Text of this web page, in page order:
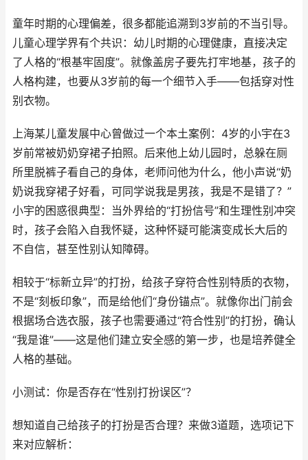
童年时期的心理偏差，很多都能追溯到3岁前的不当引导。
儿童心理学界有个共识：幼儿时期的心理健康，直接决定
了人格的“根基牢固度”。就像盖房子要先打牢地基，孩子的
人格构建，也要从3岁前的每一个细节入手——包括穿对性
别衣物。
上海某儿童发展中心曾做过一个本土案例：4岁的小宇在3
岁前常被奶奶穿裙子拍照。后来他上幼儿园时，总躲在厕
所里脱裤子看自己的身体，老师问他为什么，他小声说“奶
奶说我穿裙子好看，可同学说我是男孩，我是不是错了？”
小宇的困惑很典型：当外界给的“打扮信号”和生理性别冲突
时，孩子会陷入自我怀疑，这种怀疑可能演变成长大后的
不自信，甚至性别认知障碍。
相较于“标新立异”的打扮，给孩子穿符合性别特质的衣物，
不是“刻板印象”，而是给他们“身份锚点”。就像你出门前会
根据场合选衣服，孩子也需要通过“符合性别”的打扮，确认
“我是谁”——这是他们建立安全感的第一步，也是培养健全
人格的基础。
小测试：你是否存在“性别打扮误区”？
想知道自己给孩子的打扮是否合理？来做3道题，选项记下
来对应解析：